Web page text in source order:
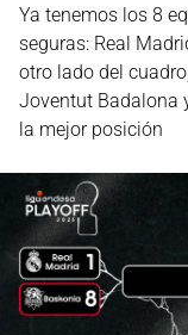
Ya tenemos los 8
seguras: Real
otro lado del
Joventut Badalona
la mejor posición